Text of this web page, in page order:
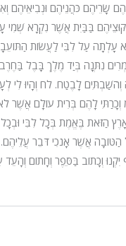
שָׂרֵיהֶם כֹּהֲנֵיהֶם וּנְבִיאֵיהֶם
בַּבַּיִת אֲשֶׁר נִקְרָא שְׁמִי
עָלְתָה עַל לִבִּי לַעֲשׂוֹת
נִתְּנָה בְּיַד מֶלֶךְ בָּבֶל
לָבֶטַח. לח וְהָיוּ לִי
לָהֶם בְּרִית עוֹלָם אֲשֶׁר
הַזֹּאת בֶּאֱמֶת בְּכָל לִבִּי
הַטּוֹבָה אֲשֶׁר אָנֹכִי דֹּבֵר
וְכָתוֹב בַּסֵּפֶר וְחָתוֹם וְהָעֵד